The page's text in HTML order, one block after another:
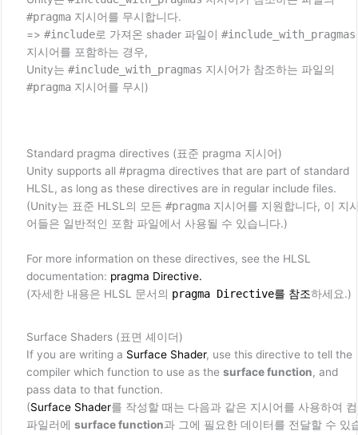
#pragma지시어를 무시합니다.
=> #include로 가져온 shader 파일이 #include_with_pragmas
지시어를 포함하는 경우,
Unity는 #include_with_pragmas 지시어가 참조하는 파일의
#pragma지시어를 무시)
Standard pragma directives (표준 pragma 지시어)
Unity supports all #pragma directives that are part of standard
HLSL, as long as these directives are in regular include files.
(Unity는 표준 HLSL의 모든 #pragma지시어를 지원합니다, 이 지
어들은 일반적인 포함 파일에서 사용될 수 있습니다.)
For more information on these directives, see the HLSL
documentation: pragma Directive.
(자세한 내용은 HLSL 문서의 pragma Directive를 참조하세요.)
Surface Shaders (표면 셰이더)
If you are writing a Surface Shader, use this directive to tell the
compiler which function to use as the surface function, and
pass data to that function.
(Surface Shader를 작성할 때는 다음과 같은 지시어를 사용하여 컴
파일러에 surface function과 그에 필요한 데이터를 전달할 수 있